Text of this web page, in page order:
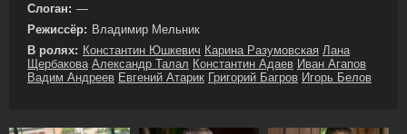
Слоган: —
Режиссёр: Владимир Мельник
В ролях: Константин Юшкевич Карина Разумовская Лана
Щербакова Александр Талал Константин Адаев Иван Агапов
Вадим Андреев Евгений Атарик Григорий Багров Игорь Белов